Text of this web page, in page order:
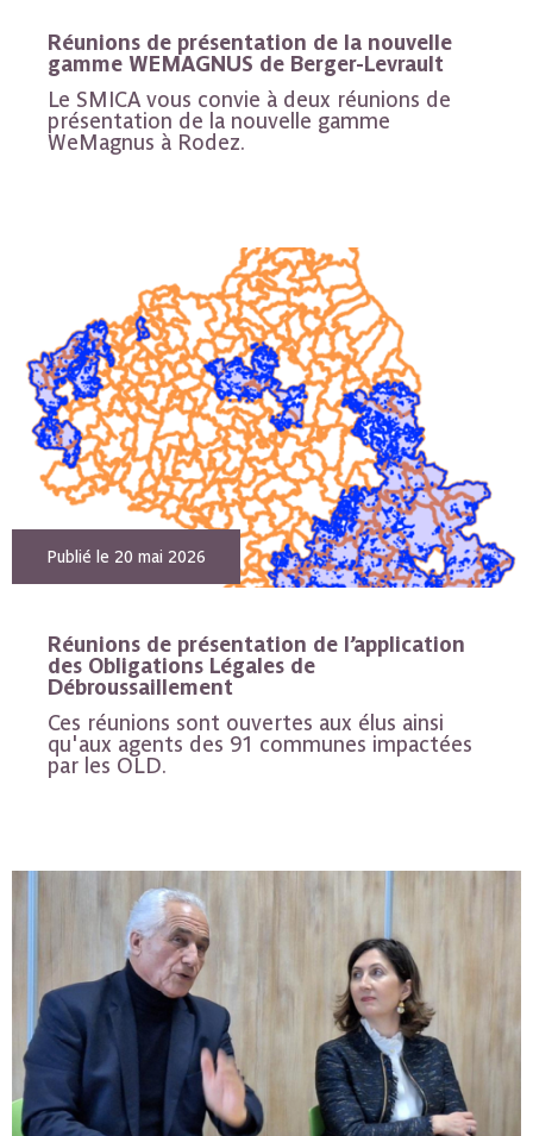
Réunions de présentation de la nouvelle
gamme WEMAGNUS de Berger-Levrault
Le SMICA vous convie à deux réunions de
présentation de la nouvelle gamme
WeMagnus à Rodez.
Publié le 20 mai 2026
Réunions de présentation de l’application
des Obligations Légales de
Débroussaillement
Ces réunions sont ouvertes aux élus ainsi
qu'aux agents des 91 communes impactées
par les OLD.